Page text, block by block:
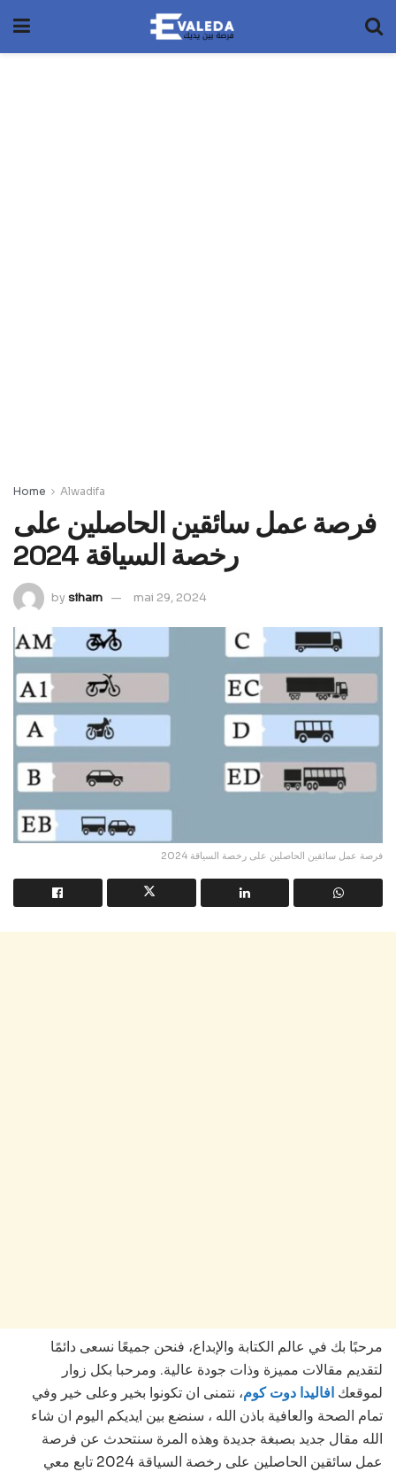
Home Alwadifa
فرصة عمل سائقين الحاصلين على
رخصة السياقة 2024
bysiham mai 29, 2024
فرصة عمل سائقين الحاصلين على رخصة السياقة 2024
مرحبًا بك في عالم الكتابة والإبداع، فنحن جميعًا نسعى دائمًا
لتقديم مقالات مميزة وذات جودة عالية. ومرحبا بكل زوار
لموقعك افاليدا دوت كوم، نتمنى ان تكونوا بخير وعلى خير وفي
تمام الصحة والعافية باذن الله ، سنضع بين ايديكم اليوم ان شاء
الله مقال جديد بصبغة جديدة وهذه المرة سنتحدث عن فرصة
عمل سائقين الحاصلين على رخصة السياقة 2024 تابع معي